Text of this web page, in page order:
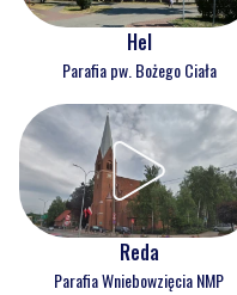
Hel
Parafia pw. Bożego Ciała
Reda
Parafia Wniebowzięcia NMP